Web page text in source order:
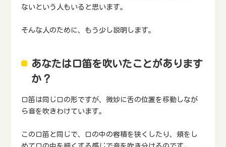
ないという人もいると思います。
そんな人のために、もう少し説明します。
あなたは口笛を吹いたことがあります
か？
口笛は同じ口の形ですが、微妙に舌の位置を移動しなが
ら音を吹きわけています。
この口笛と同じで、口の中の容積を狭くしたり、頬をし